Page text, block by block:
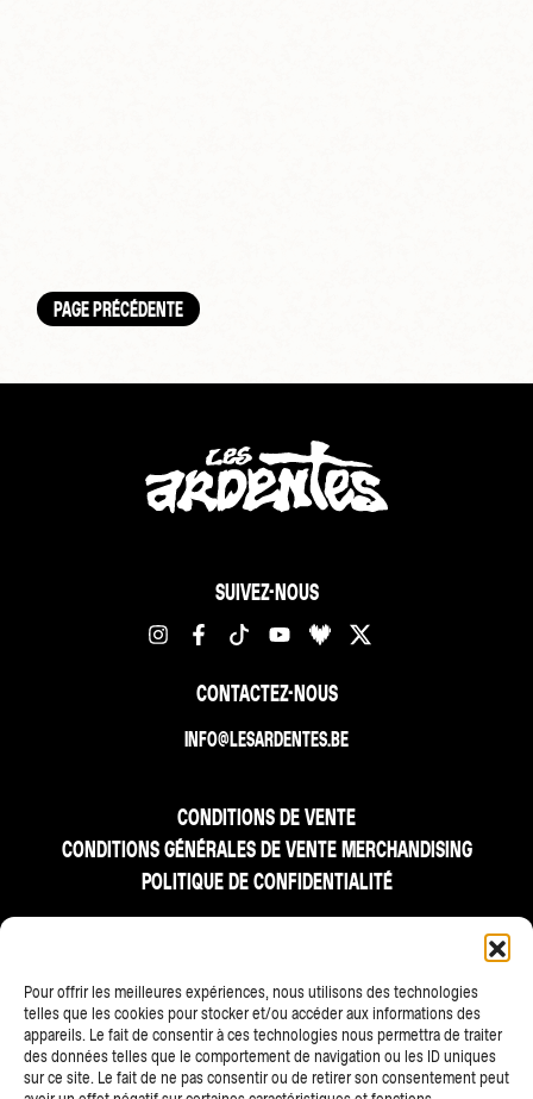
Pour offrir les meilleures expériences, nous utilisons des technologies
telles que les cookies pour stocker et/ou accéder aux informations des
appareils. Le fait de consentir à ces technologies nous permettra de traiter
des données telles que le comportement de navigation ou les ID uniques
sur ce site. Le fait de ne pas consentir ou de retirer son consentement peut
PAGE PRÉCÉDENTE
SUIVEZ-NOUS
CONTACTEZ-NOUS
INFO@LESARDENTES.BE
CONDITIONS DE VENTE
CONDITIONS GÉNÉRALES DE VENTE MERCHANDISING
POLITIQUE DE CONFIDENTIALITÉ